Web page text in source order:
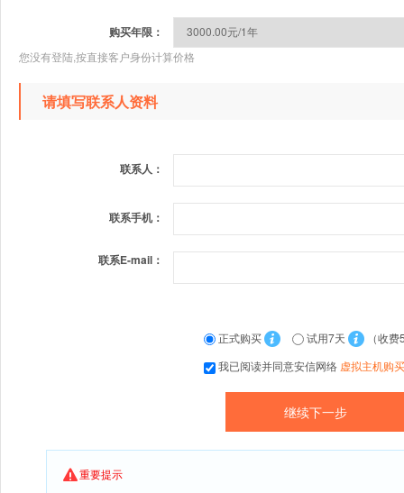
购买年限：
您没有登陆,按直接客户身份计算价格
请填写联系人资料
联系人：
联系手机：
联系E-mail：
正式购买 试用7天
（收费
我已阅读并同意安信网络 虚拟主机购
重要提示